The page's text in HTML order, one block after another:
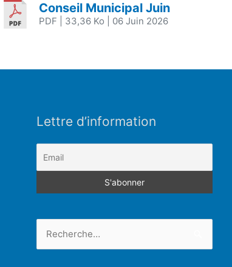
Conseil Municipal Juin
PDF | 33,36 Ko | 06 Juin 2026
Lettre d’information